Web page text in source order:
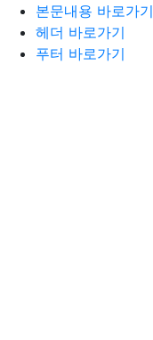
본문내용 바로가기
헤더 바로가기
푸터 바로가기